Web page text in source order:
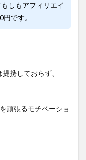
しもアフィリエイ
です。
携しておらず、
頑張るモチベーショ